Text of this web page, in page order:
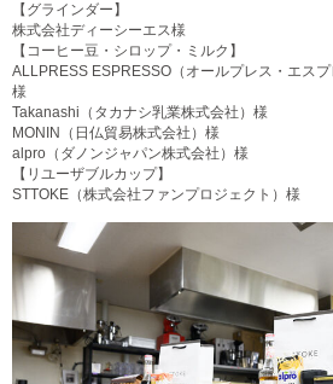
【グラインダー】
株式会社ディーシーエス様
【コーヒー豆・シロップ・ミルク】
ALLPRESS ESPRESSO（オールプレス・エスプ
様
Takanashi（タカナシ乳業株式会社）様
MONIN（日仏貿易株式会社）様
alpro（ダノンジャパン株式会社）様
【リユーザブルカップ】
STTOKE（株式会社ファンプロジェクト）様